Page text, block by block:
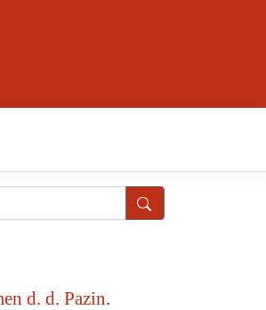
d. d. Pazin.